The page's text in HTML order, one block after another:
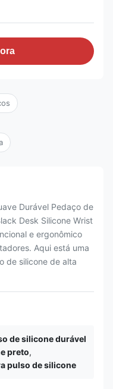
Durável Pedaço de
Desk Silicone Wrist
e ergonômico
Aqui está uma
de silicone de alta
de silicone durável
preto,
pulso de silicone